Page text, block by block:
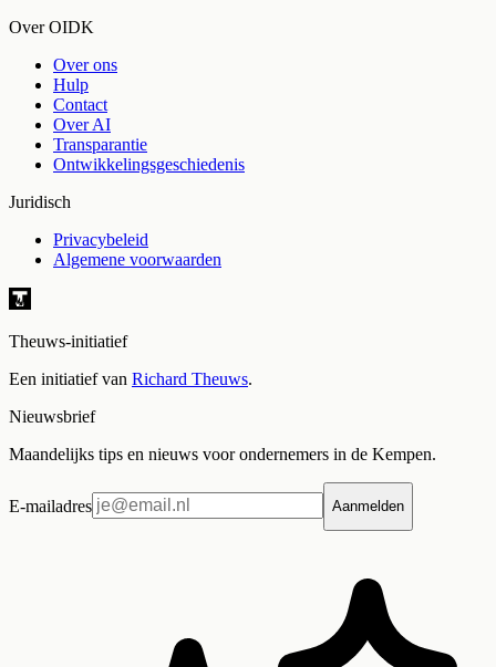
Over OIDK
Over ons
Hulp
Contact
Over AI
Transparantie
Ontwikkelingsgeschiedenis
Juridisch
Privacybeleid
Algemene voorwaarden
Theuws-initiatief
Een initiatief van Richard Theuws.
Nieuwsbrief
Maandelijks tips en nieuws voor ondernemers in de Kempen.
E-mailadres Aanmelden